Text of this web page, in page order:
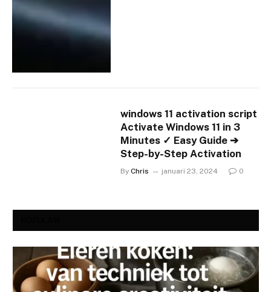
windows 11 activation script
Activate Windows 11 in 3
Minutes ✓ Easy Guide ➔
Step-by-Step Activation
By Chris januari 23, 2024 0